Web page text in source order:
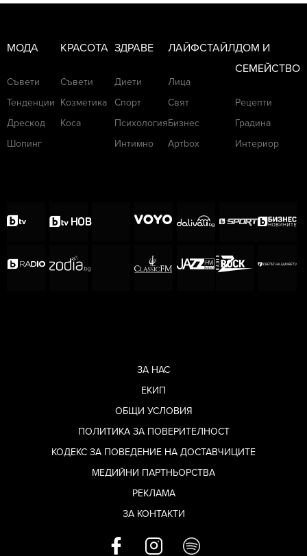
МОДА
Съвети
Тенденции
Дрескод
Шопинг
КРАСОТА
Съвети
Козметика
Коса
ЗДРАВЕ
Диети
Спорт
Психология
Интимно
ЛАЙФСТАЙЛ
Лица
Свят
Бизнес
Артbox
ДОМ И
СЕМЕЙСТВО
Рецепти
Градина
Интериор
ЗА НАС
ЕКИП
ОБЩИ УСЛОВИЯ
ПОЛИТИКА ЗА ПОВЕРИТЕЛНОСТ
КОДЕКС ЗА ПОВЕДЕНИЕ НА ДОСТАВЧИЦИТЕ
МЕДИЙНИ ПАРТНЬОРСТВА
РЕКЛАМА
ЗА КОНТАКТИ